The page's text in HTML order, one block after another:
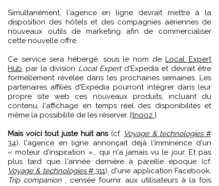
Simultanément, l'agence en ligne devrait mettre à la
disposition des hôtels et des compagnies aériennes de
nouveaux outils de marketing afin de commercialiser
cette nouvelle offre.
Ce service sera hébergé, sous le nom deLocal Expert
Hub, par la division Local Expert d'Expedia et devrait être
formellement révélée dans les prochaines semaines. Les
partenaires affiliés d'Expedia pourront intégrer dans leur
propre site web ces nouveaux produits, incluant du
contenu, l'affichage en temps réel des disponibilités et
même la possibilité de les réserver. [tnooz ]
Mais voici tout juste huit ans (cf. Voyage & technologies#
34), l'agence en ligne annonçait déjà l'imminence d'un
« moteur d'inspiration »… qui n'a jamais vu le jour. Et pas
plus tard que l'année dernière à pareille époque (cf.
Voyage & technologies# 311), d'une application Facebook,
Trip companion, censée fournir aux utilisateurs à la fois